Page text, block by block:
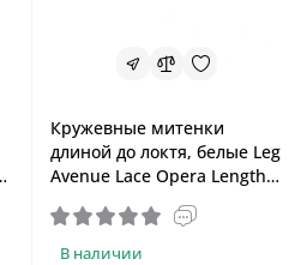
Кружевные митенки
длиной до локтя, белые Leg
Avenue Lace Opera Length
В наличии